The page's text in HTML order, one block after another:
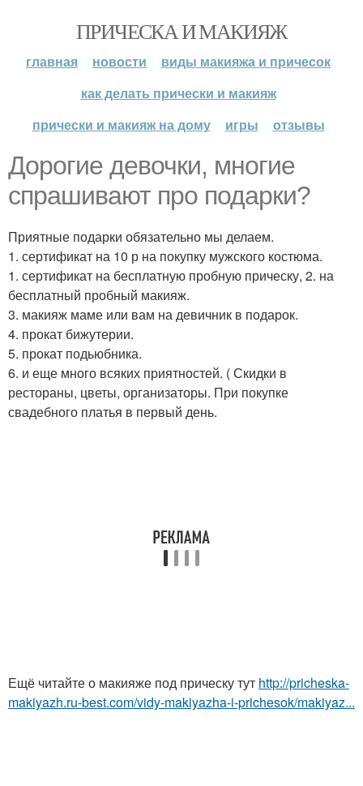
ПРИЧЕСКА И МАКИЯЖ
главная новости
виды макияжа и причесок
как делать прически и макияж
прически и макияж на дому
игры отзывы
Дорогие девочки, многие
спрашивают про подарки?
Приятные подарки обязательно мы делаем.
1. сертификат на 10 р на покупку мужского костюма.
1. сертификат на бесплатную пробную прическу, 2. на
бесплатный пробный макияж.
3. макияж маме или вам на девичник в подарок.
4. прокат бижутерии.
5. прокат подьюбника.
6. и еще много всяких приятностей. ( Скидки в
рестораны, цветы, организаторы. При покупке
свадебного платья в первый день.
Ещё читайте о макияже под прическу тут http://pricheska-
makiyazh.ru-best.com/vidy-makiyazha-i-prichesok/makiyaz...